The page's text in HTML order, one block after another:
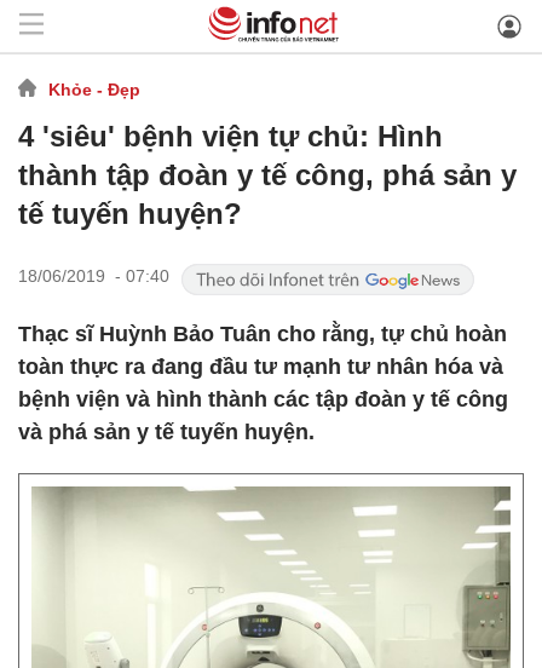
Khỏe - Đẹp
4 'siêu' bệnh viện tự chủ: Hình
thành tập đoàn y tế công, phá sản y
tế tuyến huyện?
18/06/2019 - 07:40
Thạc sĩ Huỳnh Bảo Tuân cho rằng, tự chủ hoàn
toàn thực ra đang đầu tư mạnh tư nhân hóa và
bệnh viện và hình thành các tập đoàn y tế công
và phá sản y tế tuyến huyện.